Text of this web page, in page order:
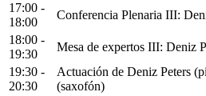
17:00 -
18:00
Conferencia Plenaria III:
18:00 -
19:30
Mesa de expertos III: Deniz
19:30 -
20:30
Actuación de Deniz Peters
(saxofón)